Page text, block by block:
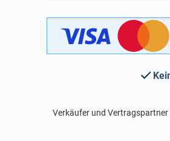
Verkäufer und Vertragspartner